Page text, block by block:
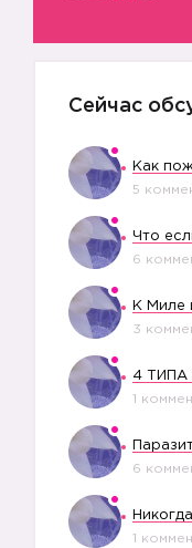
Сейчас
5
6
К Миле
3
4 ТИПА
1
6
1